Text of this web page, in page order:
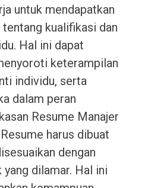
untuk mendapatkan
kualifikasi dan
Hal ini dapat
keterampilan
individu, serta
dalam peran
Resume Manajer
harus dibuat
dengan
dilamar. Hal ini